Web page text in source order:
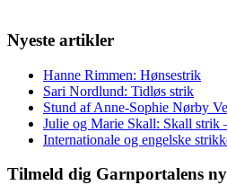
Nyeste artikler
Hanne Rimmen: Hønsestrik
Sari Nordlund: Tidløs strik
Stund af Anne-Sophie Nørby
Julie og Marie Skall: Skall
Internationale og engelske
Tilmeld dig Garnportalens